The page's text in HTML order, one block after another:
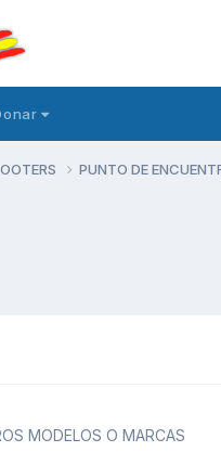
PUNTO DE
MODELOS O MARCAS